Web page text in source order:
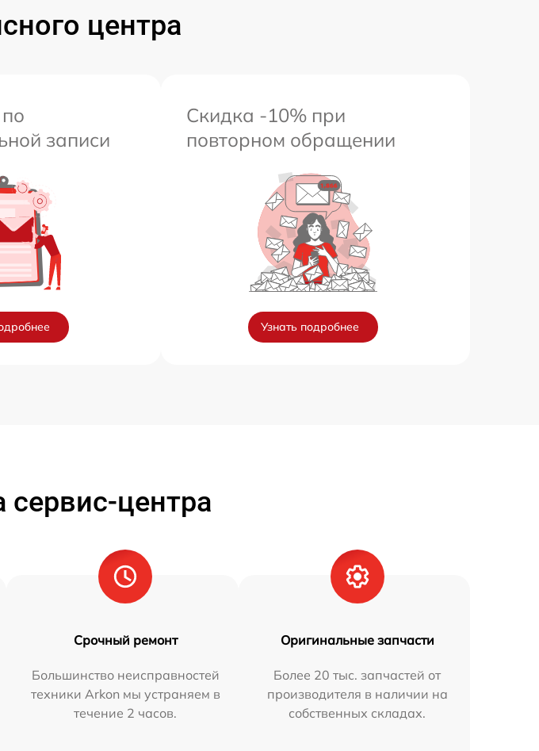
центра
записи
Скидка -10% при
повторном обращении
Узнать подробнее
центра
Срочный ремонт
Большинство неисправностей
техники Arkon мы устраняем в
течение 2 часов.
Оригинальные запчасти
Более 20 тыс. запчастей от
производителя в наличии на
собственных складах.